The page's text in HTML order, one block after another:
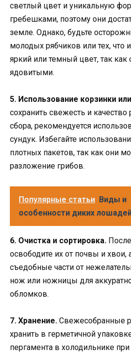
светлый цвет и уникальную
гребешками, поэтому они
земле. Однако, будьте
молодых рябчиков или тех, что
яркий или темный цвет, так как
ядовитыми.
5. Использование корзинки
сохранить свежесть и
сбора, рекомендуется
сундук. Избегайте
плотных пакетов, так как они
разложение грибов.
Популярные статьи Виды и
особенности диких
6. Очистка и сортировка.
освободите их от почвы и хвои,
съедобные части от
нож или ножницы для
обломков.
7. Хранение. Свежесобранные
хранить в герметичной
пергамента в холодильнике